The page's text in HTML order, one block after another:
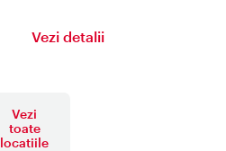
Vezi detalii
Vezi
toate
locatiile